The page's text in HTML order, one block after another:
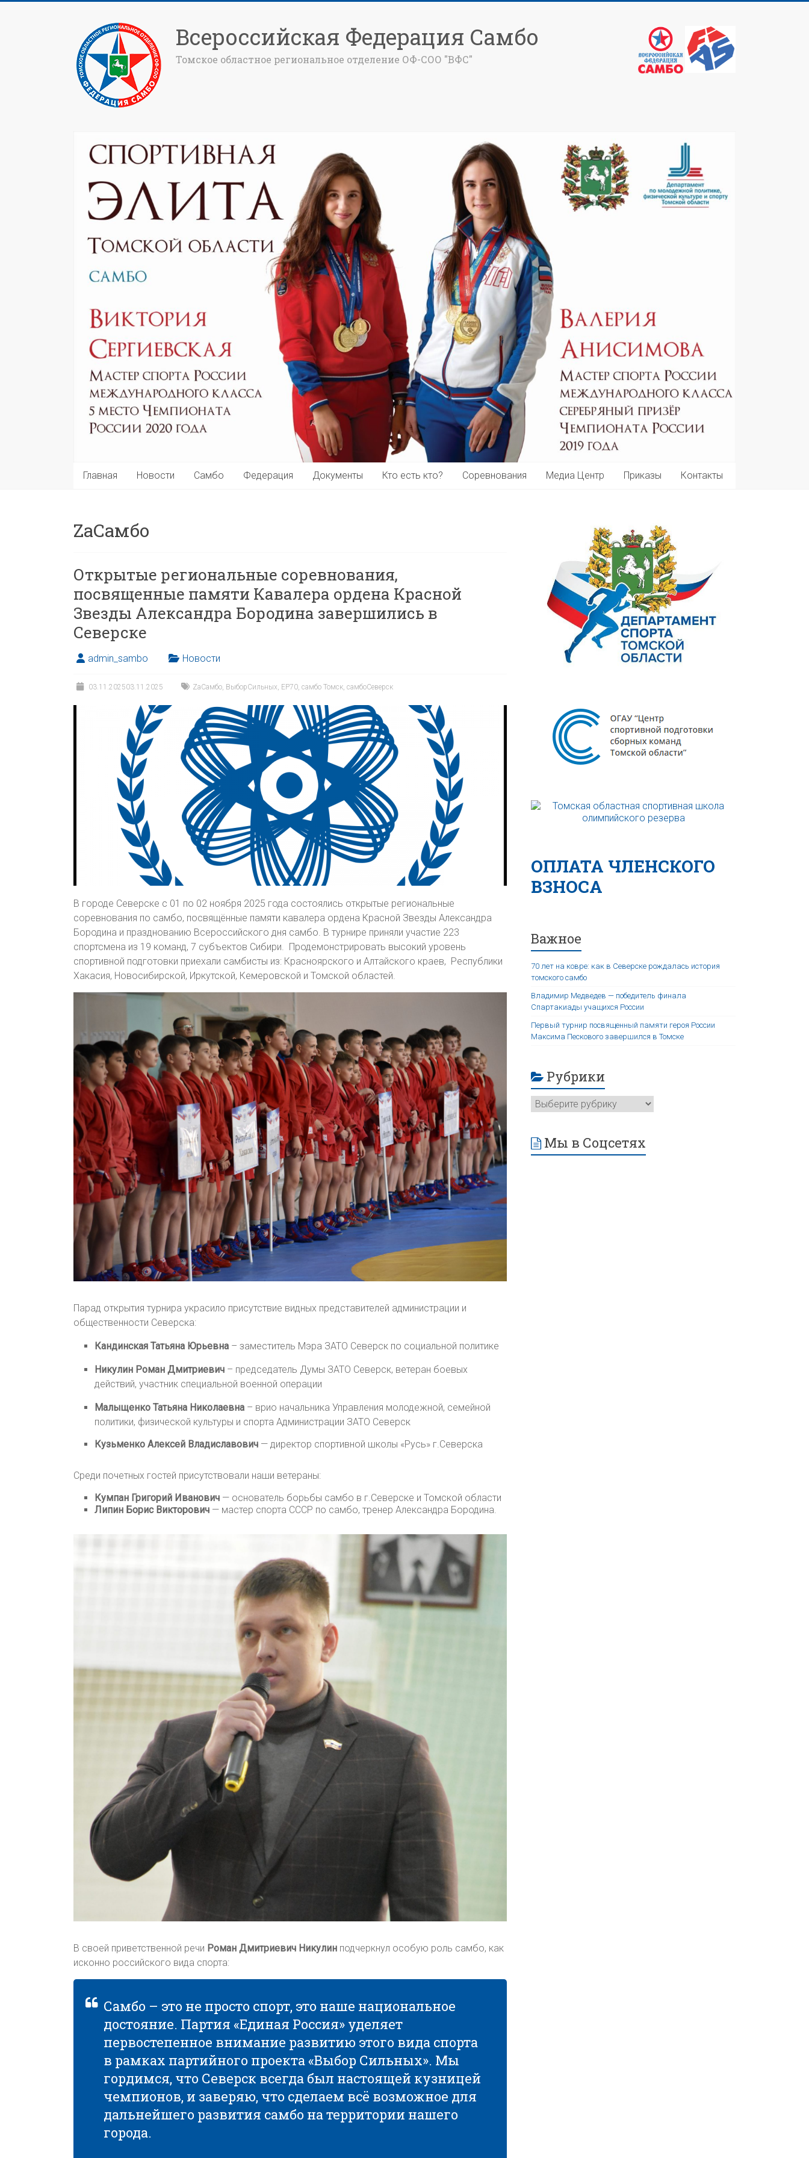
Всероссийская Федерация Самбо
Томское областное региональное отделение ОФ-СОО "ВФС"
Главная Новости Самбо Федерация Документы Кто есть кто? Соревнования Медиа Центр Приказы Контакты
ZaСамбо
Открытые региональные соревнования,
посвященные памяти Кавалера ордена Красной
Звезды Александра Бородина завершились в
Северске
admin_sambo Новости
03.11.202503.11.2025 ZaСамбо, ВыборСильных, ЕР70, самбо Томск, самбоСеверск
В городе Северске с 01 по 02 ноября 2025 года состоялись открытые региональные
соревнования по самбо, посвящённые памяти кавалера ордена Красной Звезды Александра
Бородина и празднованию Всероссийского дня самбо. В турнире приняли участие 223
спортсмена из 19 команд, 7 субъектов Сибири. Продемонстрировать высокий уровень
спортивной подготовки приехали самбисты из: Красноярского и Алтайского краев, Республики
Хакасия, Новосибирской, Иркутской, Кемеровской и Томской областей.
Парад открытия турнира украсило присутствие видных представителей администрации и
общественности Северска:
Кандинская Татьяна Юрьевна – заместитель Мэра ЗАТО Северск по социальной политике
Никулин Роман Дмитриевич – председатель Думы ЗАТО Северск, ветеран боевых
действий, участник специальной военной операции
Малыщенко Татьяна Николаевна – врио начальника Управления молодежной, семейной
политики, физической культуры и спорта Администрации ЗАТО Северск
Кузьменко Алексей Владиславович — директор спортивной школы «Русь» г.Северска
Среди почетных гостей присутствовали наши ветераны:
Кумпан Григорий Иванович — основатель борьбы самбо в г.Северске и Томской области
Липин Борис Викторович — мастер спорта СССР по самбо, тренер Александра Бородина.
В своей приветственной речи Роман Дмитриевич Никулин подчеркнул особую роль самбо, как
исконно российского вида спорта:
Самбо – это не просто спорт, это наше национальное
достояние. Партия «Единая Россия» уделяет
первостепенное внимание развитию этого вида спорта
в рамках партийного проекта «Выбор Сильных». Мы
гордимся, что Северск всегда был настоящей кузницей
чемпионов, и заверяю, что сделаем всё возможное для
дальнейшего развития самбо на территории нашего
города.
ОПЛАТА ЧЛЕНСКОГО
ВЗНОСА
Важное
70 лет на ковре: как в Северске рождалась история
томского самбо
Владимир Медведев — победитель финала
Спартакиады учащихся России
Первый турнир посвященный памяти героя России
Максима Пескового завершился в Томске
Рубрики
Мы в Соцсетях